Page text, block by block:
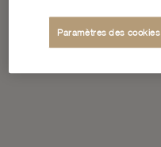
Paramètres des cookies